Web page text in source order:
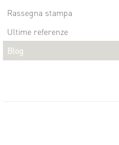
Rassegna stampa
Ultime referenze
Blog